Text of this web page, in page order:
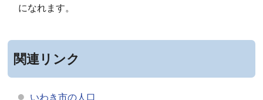
になれます。
関連リンク
いわき市の人口